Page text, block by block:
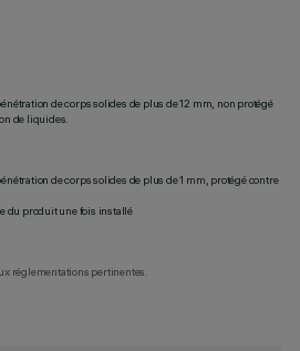
de corps solides de plus de 12 mm, non protégé
de liquides.
de corps solides de plus de 1 mm, protégé contre
du produit une fois installé
réglementations pertinentes.